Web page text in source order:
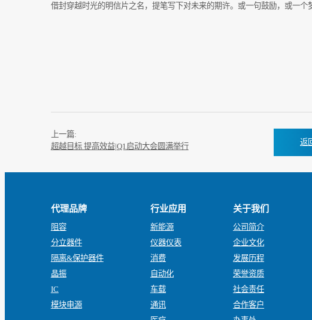
借封穿越时光的明信片之名，提笔写下对未来的期许。或一句鼓励，或一个
上一篇:
超越目标 提高效益|Q1启动大会圆满举行
返
代理品牌
阻容
分立器件
隔离&保护器件
晶振
IC
模块电源
行业应用
新能源
仪器仪表
消费
自动化
车载
通讯
关于我们
公司简介
企业文化
发展历程
荣誉资质
社会责任
合作客户